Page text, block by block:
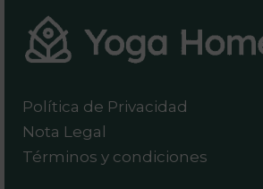
Política de Privacidad
Nota Legal
Términos y condiciones